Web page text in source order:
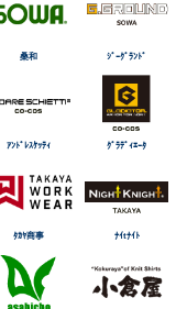
桑和 ｼﾞｰｸﾞﾗﾝﾄﾞ
ｱﾝﾄﾞﾚｽｹｯﾃｨ ｸﾞﾗﾃﾞｨｴｰﾀ
ﾀｶﾔ商事 ﾅｲtﾅｲﾄ